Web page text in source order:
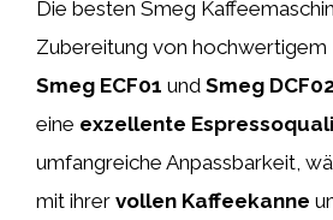
Die besten Smeg
Zubereitung von hochwertigem
Smeg ECF01 und Smeg DCF02
eine exzellente
umfangreiche Anpassbarkeit,
mit ihrer vollen Kaffeekanne